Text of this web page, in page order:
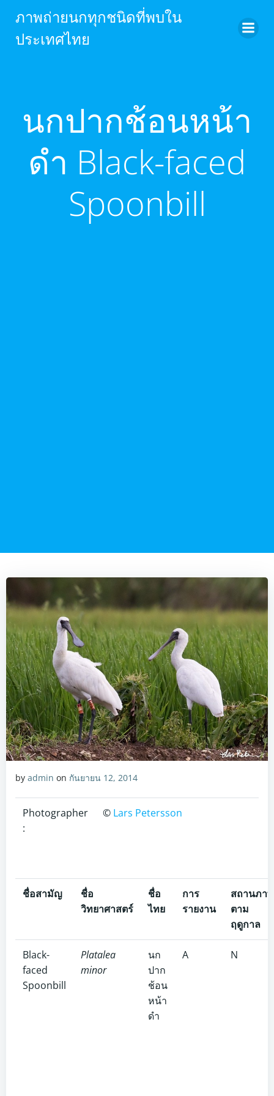
Skip
to
ภาพถ่ายนกทุกชนิดที่พบใน
ประเทศไทย
นกปากช้อนหน้า
ดำ Black-faced
Spoonbill
by admin on กันยายน 12, 2014
Photographer
:
© Lars Petersson
ชื่อสามัญ
ชื่อ
วิทยาศาสตร์
ชื่อ
ไทย
การ
รายงาน
สถานภาพ
ตาม
ฤดูกาล
Black-
faced
Spoonbill
Platalea
minor
นก
ปาก
ช้อน
หน้า
ดำ
A N